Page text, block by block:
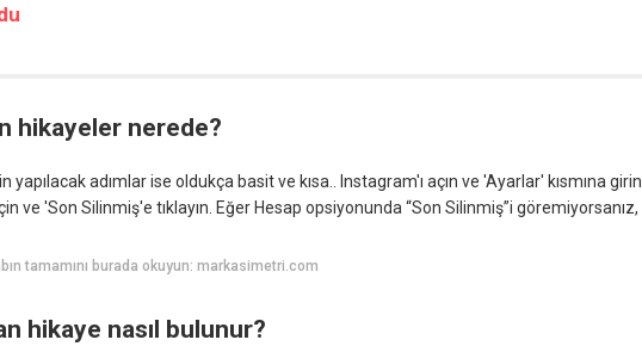
hikayeler nerede?
adımlar ise oldukça basit ve kısa.. Instagram'ı açın ve 'Ayarlar' kısmına girin.
ve 'Son Silinmiş'e tıklayın. Eğer Hesap opsiyonunda “Son Silinmiş”i göremiyorsanız,
tamamını burada okuyun: markasimetri.com
hikaye nasıl bulunur?